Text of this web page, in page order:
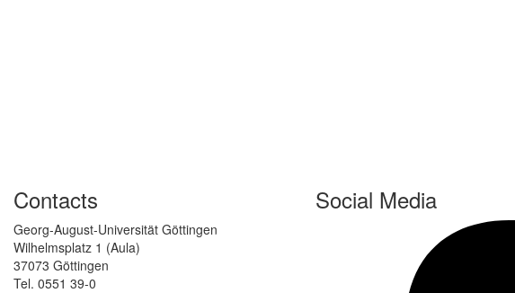
Contacts
Georg-August-Universität Göttingen
Wilhelmsplatz 1 (Aula)
37073 Göttingen
Tel. 0551 39-0
Social Media